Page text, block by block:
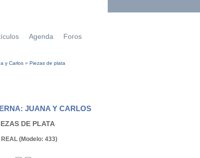
Agenda Foros
y Carlos » Piezas de plata
JUANA Y CARLOS
DE PLATA
REAL (Modelo: 433)